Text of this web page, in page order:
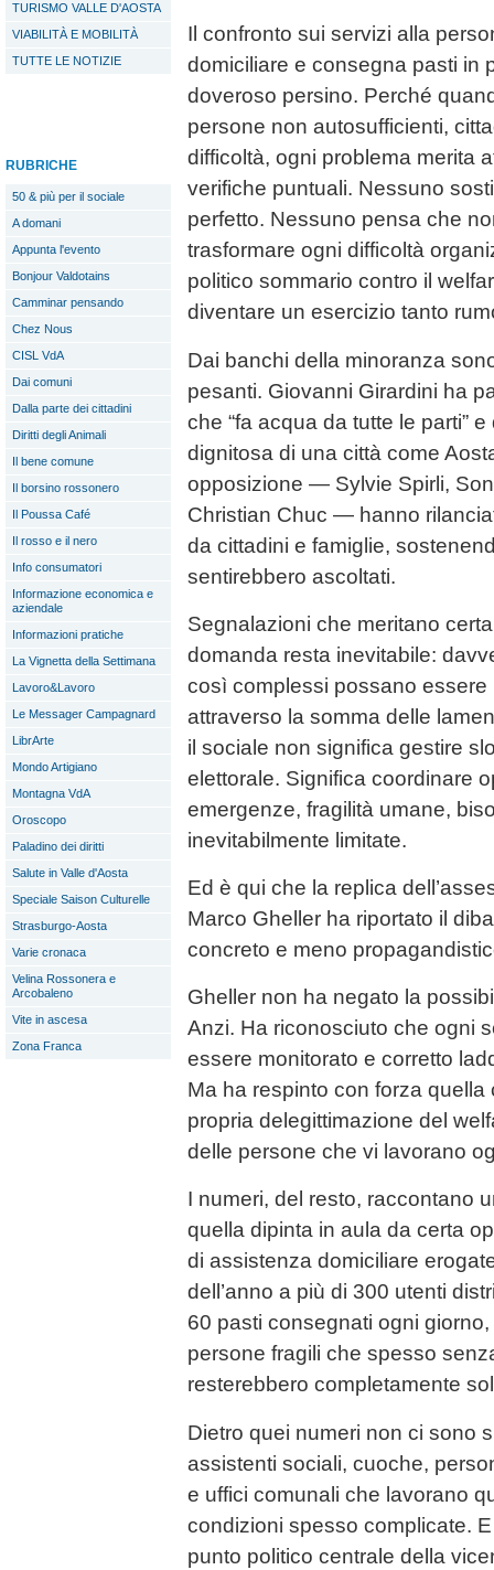
TURISMO VALLE D'AOSTA
VIABILITÀ E MOBILITÀ
TUTTE LE NOTIZIE
RUBRICHE
50 & più per il sociale
A domani
Appunta l'evento
Bonjour Valdotains
Camminar pensando
Chez Nous
CISL VdA
Dai comuni
Dalla parte dei cittadini
Diritti degli Animali
Il bene comune
Il borsino rossonero
Il Poussa Café
Il rosso e il nero
Info consumatori
Informazione economica e
aziendale
Informazioni pratiche
La Vignetta della Settimana
Lavoro&Lavoro
Le Messager Campagnard
LibrArte
Mondo Artigiano
Montagna VdA
Oroscopo
Paladino dei diritti
Salute in Valle d'Aosta
Speciale Saison Culturelle
Strasburgo-Aosta
Varie cronaca
Velina Rossonera e
Arcobaleno
Vite in ascesa
Zona Franca
Il confronto sui servizi alla
domiciliare e consegna pasti in
doveroso persino. Perché
persone non autosufficienti,
difficoltà, ogni problema merita
verifiche puntuali. Nessuno
perfetto. Nessuno pensa che
trasformare ogni difficoltà
politico sommario contro il
diventare un esercizio tanto
Dai banchi della minoranza
pesanti. Giovanni Girardini ha
che “fa acqua da tutte le parti”
dignitosa di una città come
opposizione — Sylvie Spirli,
Christian Chuc — hanno
da cittadini e famiglie,
sentirebbero ascoltati.
Segnalazioni che meritano
domanda resta inevitabile:
così complessi possano essere
attraverso la somma delle
il sociale non significa gestire
elettorale. Significa coordinare
emergenze, fragilità umane,
inevitabilmente limitate.
Ed è qui che la replica
Marco Gheller ha riportato il
concreto e meno
Gheller non ha negato la
Anzi. Ha riconosciuto che ogni
essere monitorato e corretto
Ma ha respinto con forza
propria delegittimazione del
delle persone che vi lavorano
I numeri, del resto, raccontano
quella dipinta in aula da certa
di assistenza domiciliare
dell’anno a più di 300 utenti
60 pasti consegnati ogni giorno,
persone fragili che spesso
resterebbero completamente
Dietro quei numeri non ci sono
assistenti sociali, cuoche,
e uffici comunali che lavorano
condizioni spesso complicate.
punto politico centrale della